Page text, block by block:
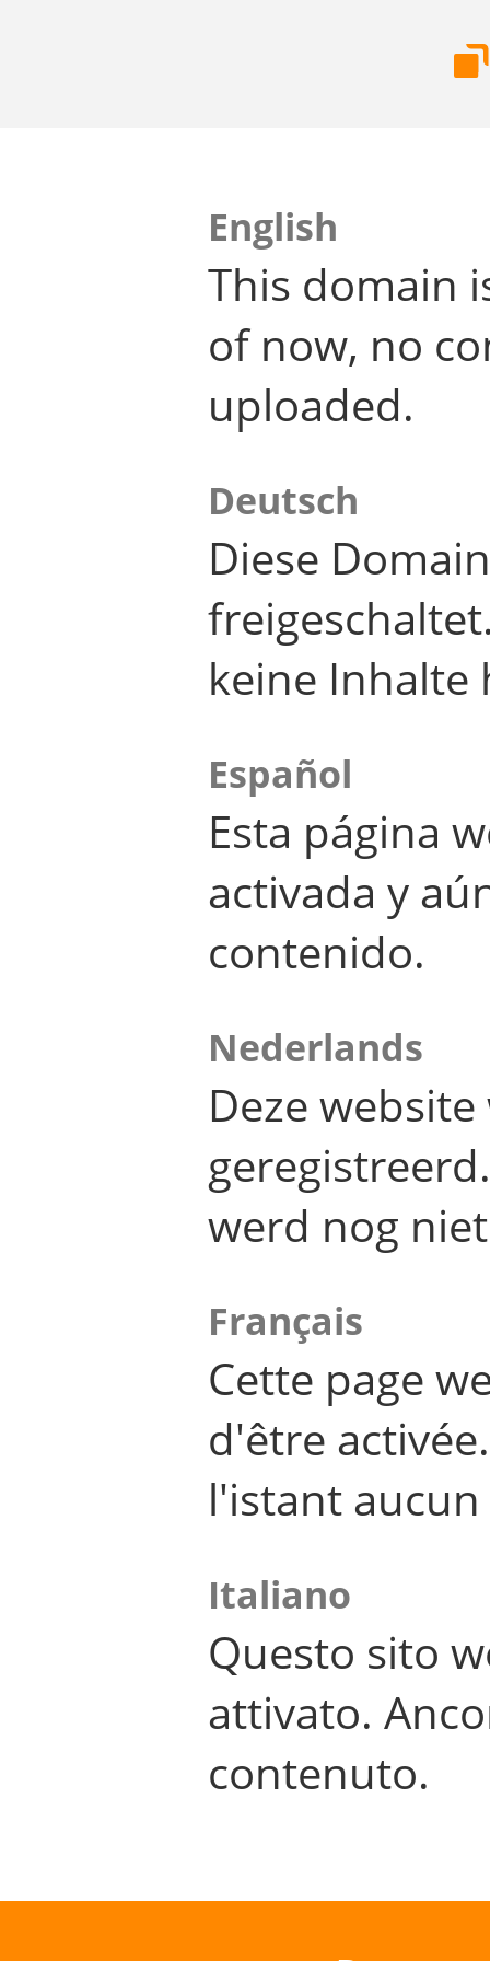
English
This domain
of now, no
uploaded.
Deutsch
Diese
keine Inhalte
Español
Esta página
activada y
contenido.
Nederlands
Deze
werd nog
Français
Cette page
d'être
l'istant
Italiano
Questo sito
attivato.
contenuto.